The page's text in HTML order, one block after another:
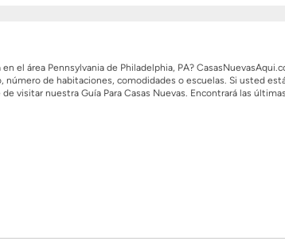
el área Pennsylvania de Philadelphia, PA?
número de habitaciones, comodidades o escuelas. Si usted
visitar nuestra Guía Para Casas Nuevas. Encontrará las